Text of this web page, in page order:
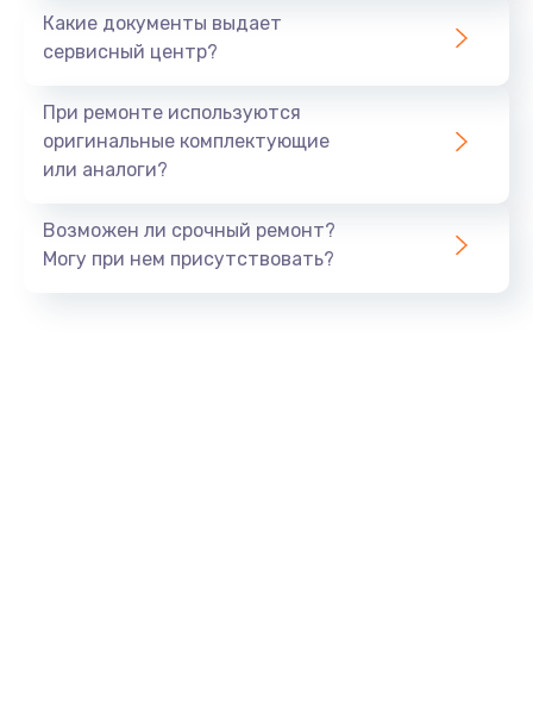
Какие документы выдает
сервисный центр?
При ремонте используются
оригинальные комплектующие
или аналоги?
Возможен ли срочный ремонт?
Могу при нем присутствовать?